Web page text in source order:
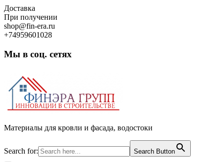
Skip
to
content
Доставка
При получении
shop@fin-era.ru
+74959601028
Мы в соц. сетях
Материалы для кровли и фасада, водостоки
Search for: Search Button